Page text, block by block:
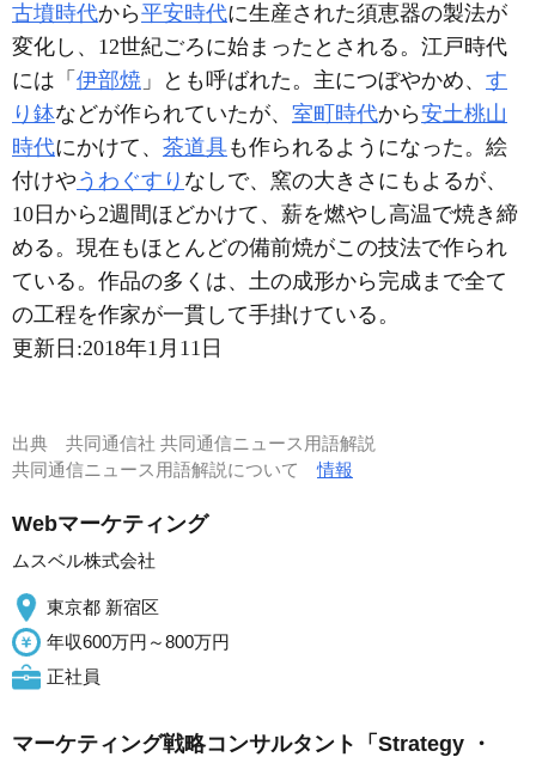
古墳時代から平安時代に生産された須恵器の製法が
変化し、12世紀ごろに始まったとされる。江戸時代
には「 伊部焼 」とも呼ばれた。主につぼやかめ、 す
り鉢などが作られていたが、 室町時代から安土桃山
時代にかけて、 茶道具も作られるようになった。絵
付けや うわぐすり なしで、窯の大きさにもよるが、
10日から2週間ほどかけて、薪を燃やし高温で焼き締
める。現在もほとんどの備前焼がこの技法で作られ
ている。作品の多くは、土の成形から完成まで全て
の工程を作家が一貫して手掛けている。
更新日:2018年1月11日
出典 共同通信社 共同通信ニュース用語解説
共同通信ニュース用語解説について情報
Webマーケティング
ムスベル株式会社
東京都 新宿区
年収600万円～800万円
正社員
マーケティング戦略コンサルタント「Strategy ・